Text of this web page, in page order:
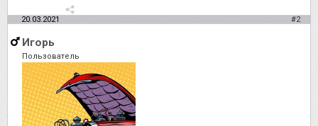
20.03.2021 #2
Игорь
Пользователь